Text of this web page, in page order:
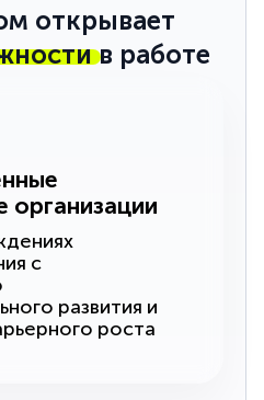
открывает
в работе
организации
с
развития и
роста